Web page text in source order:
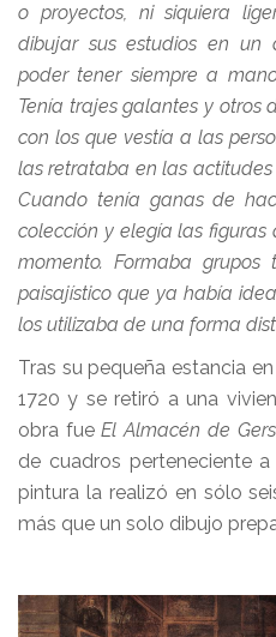
o proyectos, ni siquiera
dibujar sus estudios en un
poder tener siempre a
Tenía trajes galantes y otros
con los que vestía a las
las retrataba en las
Cuando tenía ganas de
colección y elegía las
momento. Formaba
paisajístico que ya había
los utilizaba de una forma
Tras su pequeña estancia
1720 y se retiró a una
obra fueEl Almacén de
de cuadros perteneciente
pintura la realizó en sólo
más que un solo dibujo